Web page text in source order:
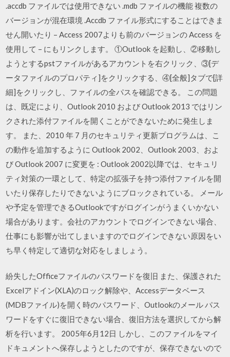
.accdb ファイルでは使用できない .mdb ファイルの機能 複数の
バージョンが混在環境 .Accdb ファイル形式にすることはできま
せん開いたり – Access 2007よりも前のバージョンの Access を
使用して – にもリンクします。 ①Outlook を起動し、②移動し
ようとするpstファイルがあるアカウントを右クリック、③[デ
ータファイルのプロパティ]をクリックする、④[全般]タブで[詳
細]をクリックし、ファイルの全パスを確認できる。 この問題
は、既定により、Outlook 2010 および Outlook 2013 ではリン
クされた添付ファイルを開くことができないために発生しま
す。 また、2010 年 7 月のセキュリティ更新プログラムは、こ
の動作を追加するように Outlook 2002、Outlook 2003、およ
び Outlook 2007 に変更を : Outlook 2002以降では、セキュリ
ティ対策の一環として、特定の拡張子を持つ添付ファイルを開
いたり保存したりできないようにブロックされている。 メール
や予定を管理できるOutlookですがログインがうまくいかない
場合があります。会社のアカウントでログインできない場合、
仕事にも影響が出てしまいますのでログインできない原因をい
ち早く特定して適切な対応をしましょう。
紛失したOfficeファイルのパスワードを復旧 また、保護された
Excelアドイン(XLA)のロック解除や、Accessデータベース
(MDBファイル)を開く時のパスワード、Outlookのメール パス
ワードをすぐに復旧できない場合、復旧方法を選択してから解
析を行います。 2005年6月12日 しかし、このファイルをマイ
ドキュメントへ保存しようとしたのですが、保存できないので